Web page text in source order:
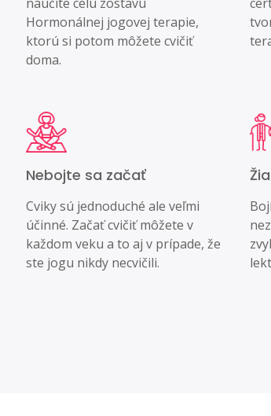
Hormonálnej jogovej terapie,
ktorú si potom môžete cvičiť
doma.
Nebojte sa začať
Cviky sú jednoduché ale veľmi
účinné. Začať cvičiť môžete v
každom veku a to aj v prípade, že
ste jogu nikdy necvičili.